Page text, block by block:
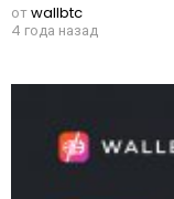
отwallbtc
4 года назад